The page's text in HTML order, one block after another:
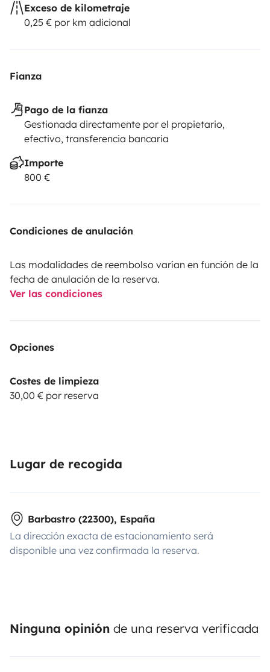
Exceso de kilometraje
0,25 € por km adicional
Fianza
Pago de la fianza
Gestionada directamente por el propietario,
efectivo, transferencia bancaria
Importe
800 €
Condiciones de anulación
Las modalidades de reembolso varían en función de la
fecha de anulación de la reserva.
Ver las condiciones
Opciones
Costes de limpieza
30,00 € por reserva
Lugar de recogida
Barbastro (22300), España
La dirección exacta de estacionamiento será
disponible una vez confirmada la reserva.
Ninguna opinión de una reserva verificada